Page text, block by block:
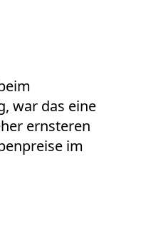
war das eine
ernsteren
im